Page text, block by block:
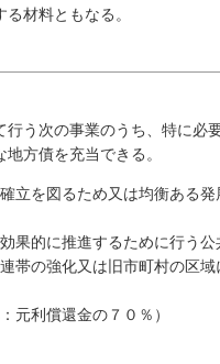
材料ともなる。
う次の事業のうち、特に必
方債を充当できる。
立を図るため又は均衡ある
果的に推進するために行う
帯の強化又は旧市町村の区
元利償還金の７０％）